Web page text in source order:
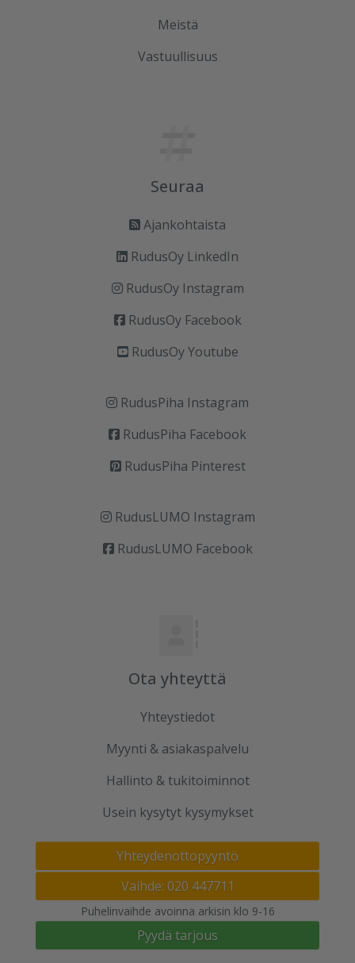
Meistä
Vastuullisuus
Seuraa
Ajankohtaista
RudusOy LinkedIn
RudusOy Instagram
RudusOy Facebook
RudusOy Youtube
RudusPiha Instagram
RudusPiha Facebook
RudusPiha Pinterest
RudusLUMO Instagram
RudusLUMO Facebook
Ota yhteyttä
Yhteystiedot
Myynti & asiakaspalvelu
Hallinto & tukitoiminnot
Usein kysytyt kysymykset
Yhteydenottopyyntö
Vaihde: 020 447711
Puhelinvaihde avoinna arkisin klo 9-16
Pyydä tarjous